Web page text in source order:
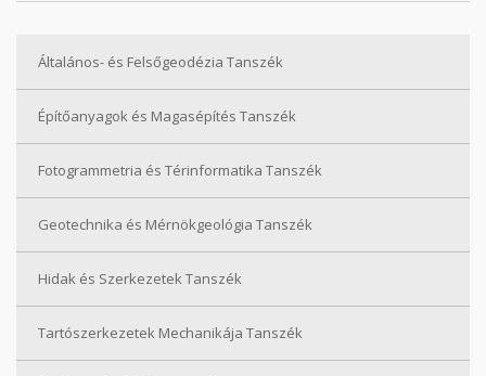
Általános- és Felsőgeodézia Tanszék
Építőanyagok és Magasépítés Tanszék
Fotogrammetria és Térinformatika Tanszék
Geotechnika és Mérnökgeológia Tanszék
Hidak és Szerkezetek Tanszék
Tartószerkezetek Mechanikája Tanszék